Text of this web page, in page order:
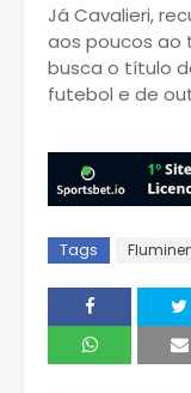
Já Cavalieri,
aos poucos ao
busca o título
futebol e de
Tags